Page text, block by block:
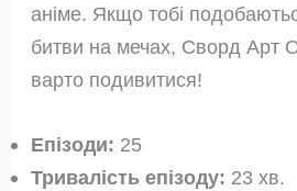
аніме. Якщо тобі
битви на мечах, Сворд Арт
варто подивитися!
Епізоди: 25
Тривалість епізоду: 23 хв.